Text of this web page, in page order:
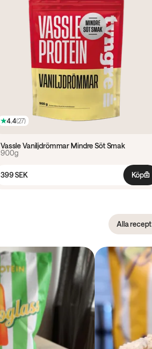
4.4(27)
Vassle Vaniljdrömmar Mindre Söt Smak
900g
399 SEK Köp
Alla recept